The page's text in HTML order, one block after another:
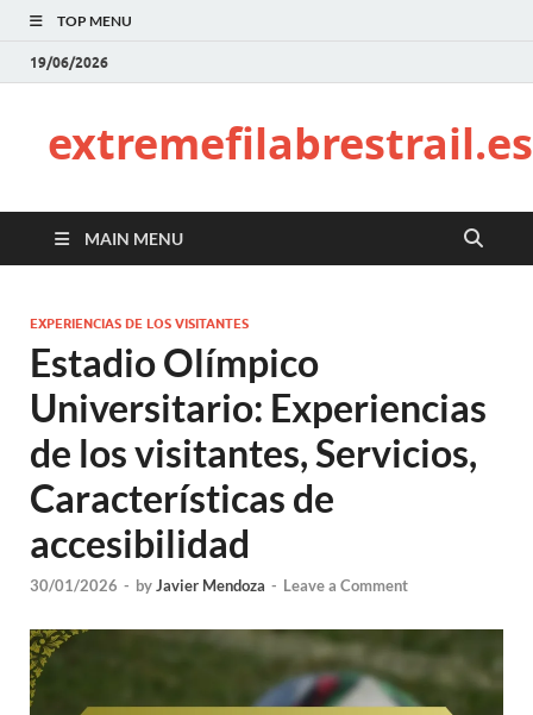
TOP MENU
19/06/2026
extremefilabrestrail.es
MAIN MENU
EXPERIENCIAS DE LOS VISITANTES
Estadio Olímpico
Universitario: Experiencias
de los visitantes, Servicios,
Características de
accesibilidad
30/01/2026 - byJavier Mendoza - Leave a Comment